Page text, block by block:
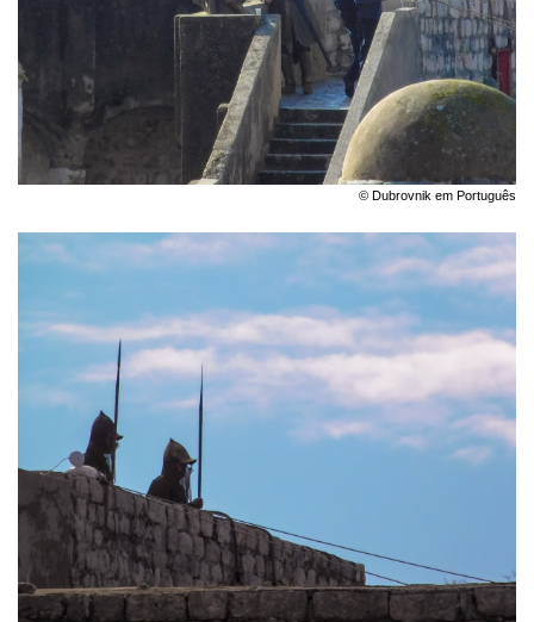
© Dubrovnik em Português